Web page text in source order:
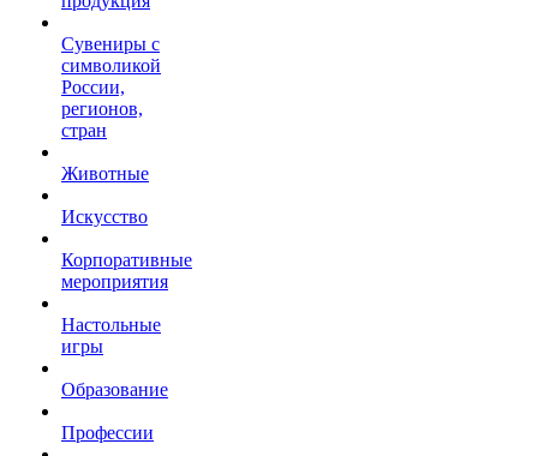
Сувениры с
символикой
России,
регионов,
стран
Животные
Искусство
Корпоративные
мероприятия
Настольные
игры
Образование
Профессии